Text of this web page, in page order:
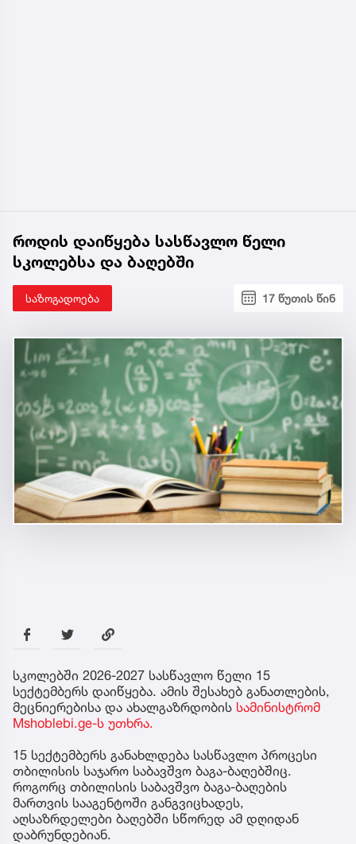
როდის დაიწყება სასწავლო წელი
სკოლებსა და ბაღებში
საზოგადოება 17 წუთის წინ
სკოლებში 2026-2027 სასწავლო წელი 15
სექტემბერს დაიწყება. ამის შესახებ განათლების,
მეცნიერებისა და ახალგაზრდობის სამინისტრომ
Mshoblebi.ge-ს უთხრა.
15 სექტემბერს განახლდება სასწავლო პროცესი
თბილისის საჯარო საბავშვო ბაგა-ბაღებშიც.
როგორც თბილისის საბავშვო ბაგა-ბაღების
მართვის სააგენტოში განგვიცხადეს,
აღსაზრდელები ბაღებში სწორედ ამ დღიდან
დაბრუნდებიან.